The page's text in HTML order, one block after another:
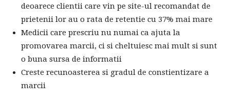
deoarece clientii care vin pe site-ul recomandat de
prietenii lor au o rata de retentie cu 37% mai mare
Medicii care prescriu nu numai ca ajuta la
promovarea marcii, ci si cheltuiesc mai mult si sunt
o buna sursa de informatii
Creste recunoasterea si gradul de constientizare a
marcii